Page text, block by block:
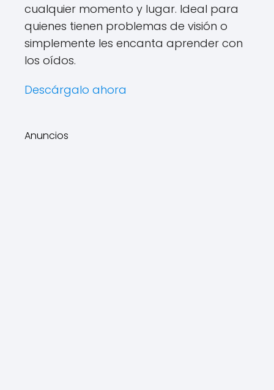
cualquier momento y lugar. Ideal para
quienes tienen problemas de visión o
simplemente les encanta aprender con
los oídos.
Descárgalo ahora
Anuncios